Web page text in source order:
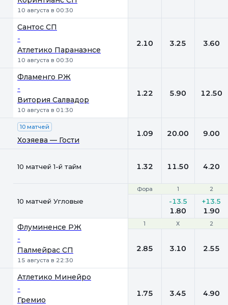
10 августа в 00:30
Сантос СП
-
Атлетико Паранаэнсе
10 августа в 00:30
2.10 3.25 3.60
Фламенго РЖ
-
Витория Салвадор
10 августа в 01:30
1.22 5.90 12.50
10 матчей
Хозяева — Гости
1.09 20.00 9.00
10 матчей 1-й тайм 1.32 11.50 4.20
Фора 1 2
10 матчей Угловые
Фора 1 2
-13.5
1.80
+13.5
1.90
1 Х 2
Флуминенсе РЖ
-
Палмейрас СП
15 августа в 22:30
1 Х 2
2.85 3.10 2.55
Атлетико Минейро
-
Гремио
1.75 3.45 4.90